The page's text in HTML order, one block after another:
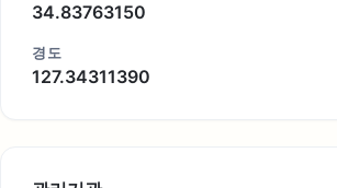
34.83763150
경도
127.34311390